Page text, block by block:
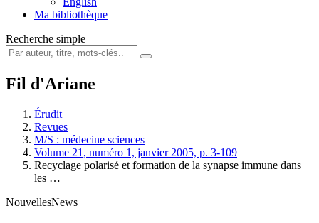
Ma bibliothèque
Recherche simple
Fil d'Ariane
Érudit
Revues
M/S : médecine sciences
Volume 21, numéro 1, janvier 2005, p. 3-109
Recyclage polarisé et formation de la synapse immune dans
les …
NouvellesNews